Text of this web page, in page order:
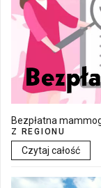
Bezpłatna
Z REGIONU
Czytaj całość